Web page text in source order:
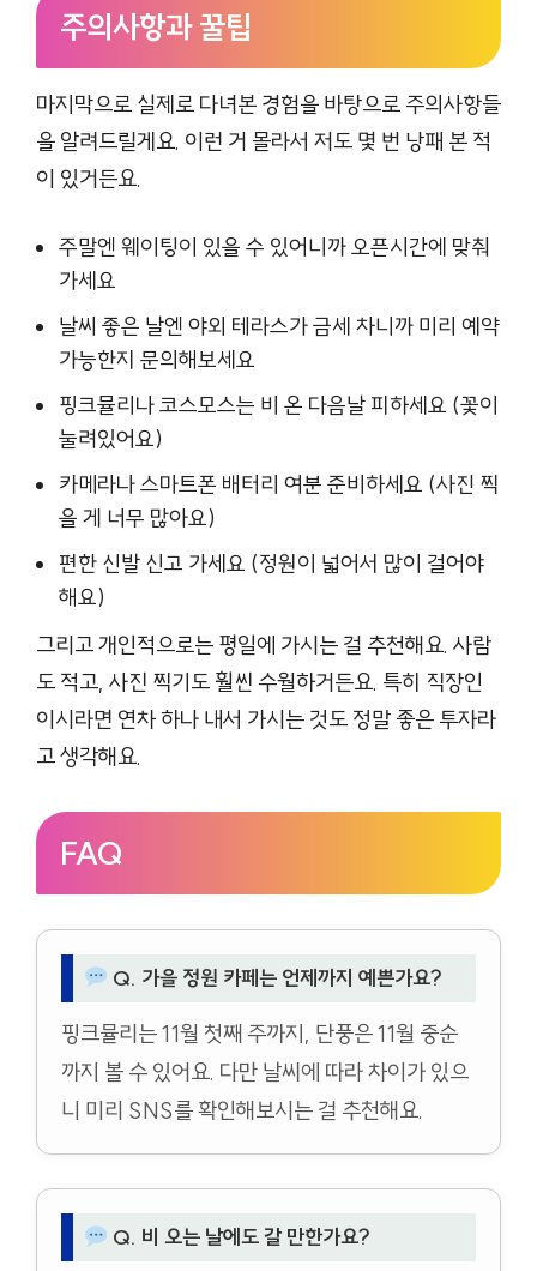
주의사항과 꿀팁
마지막으로 실제로 다녀본 경험을 바탕으로 주의사항들
을 알려드릴게요. 이런 거 몰라서 저도 몇 번 낭패 본 적
이 있거든요.
주말엔 웨이팅이 있을 수 있어니까 오픈시간에 맞춰
가세요
날씨 좋은 날엔 야외 테라스가 금세 차니까 미리 예약
가능한지 문의해보세요
핑크뮬리나 코스모스는 비 온 다음날 피하세요 (꽃이
눌려있어요)
카메라나 스마트폰 배터리 여분 준비하세요 (사진 찍
을 게 너무 많아요)
편한 신발 신고 가세요 (정원이 넓어서 많이 걸어야
해요)
그리고 개인적으로는 평일에 가시는 걸 추천해요. 사람
도 적고, 사진 찍기도 훨씬 수월하거든요. 특히 직장인
이시라면 연차 하나 내서 가시는 것도 정말 좋은 투자라
고 생각해요.
FAQ
Q. 가을 정원 카페는 언제까지 예쁜가요?
핑크뮬리는 11월 첫째 주까지, 단풍은 11월 중순
까지 볼 수 있어요. 다만 날씨에 따라 차이가 있으
니 미리 SNS를 확인해보시는 걸 추천해요.
Q. 비 오는 날에도 갈 만한가요?